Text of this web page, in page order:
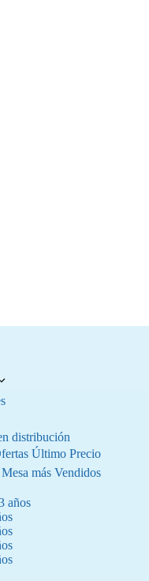
distribución
Último Precio
más Vendidos
años